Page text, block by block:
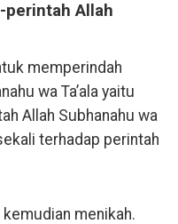
perintah Allah
memperindah
wa Ta’ala yaitu
Allah Subhanahu wa
terhadap perintah
menikah.